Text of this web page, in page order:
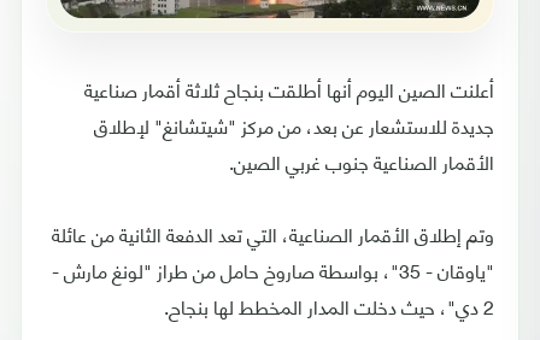
أعلنت الصين اليوم أنها أطلقت بنجاح ثلاثة أقمار صناعية
جديدة للاستشعار عن بعد، من مركز "شيتشانغ" لإطلاق
الأقمار الصناعية جنوب غربي الصين.
وتم إطلاق الأقمار الصناعية، التي تعد الدفعة الثانية من عائلة
"ياوقان - 35"، بواسطة صاروخ حامل من طراز "لونغ مارش -
2 دي"، حيث دخلت المدار المخطط لها بنجاح.